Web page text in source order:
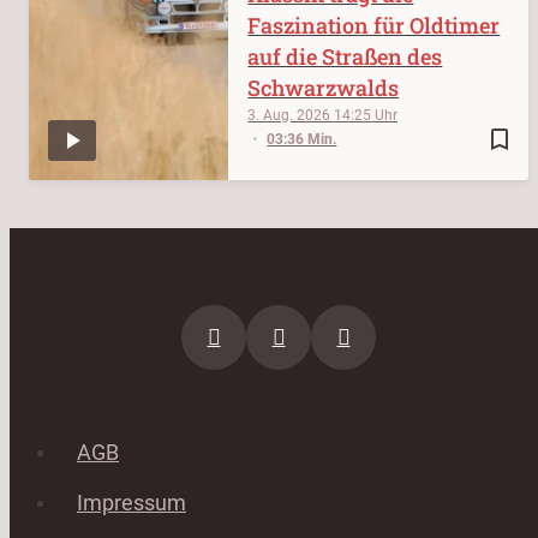
bookmark_border
3. Aug. 2026 14:25
03:36 Min.
Faszination für Oldtimer
auf die Straßen des
Schwarzwalds
AGB
Impressum